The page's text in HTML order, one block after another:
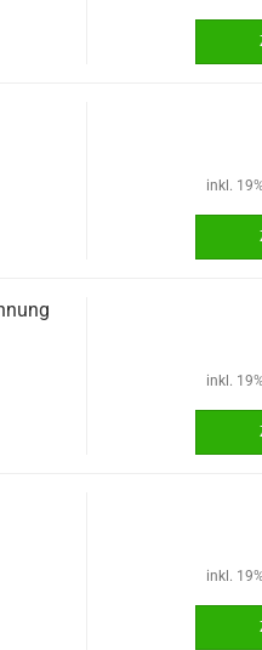
inkl.
inkl.
inkl.